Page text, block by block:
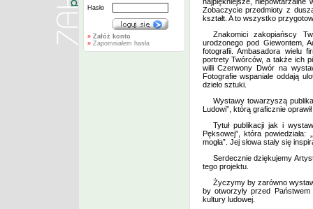
Hasło
» Załóż konto
» Zapomniałem hasła
Zobaczycie przedmioty z
kształt. A to wszystko
Znakomici zakopiańscy
urodzonego pod Giewontem,
fotografii. Ambasadora wielu
portrety Twórców, a także ich
willi Czerwony Dwór na
Fotografie wspaniale oddają
dzieło sztuki.
Wystawy towarzyszą
Ludowi”, którą graficznie
Tytuł publikacji jak i
Pęksowej”, która
mogła”. Jej słowa stały się
Serdecznie dziękujemy
tego projektu.
Życzymy by zarówno
by otworzyły przed
kultury ludowej.